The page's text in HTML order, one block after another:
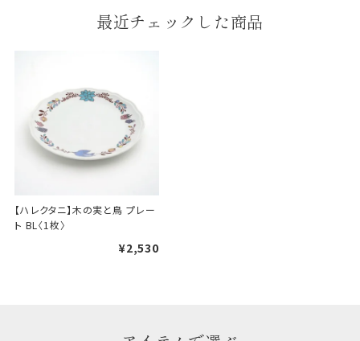
一般的なギフト包装
婚礼や出産などのギフト
あります。
天掛け包装について
最近チェックした商品
【ハレクタニ】木の実と鳥 プレー
ト BL〈1枚〉
¥2,530